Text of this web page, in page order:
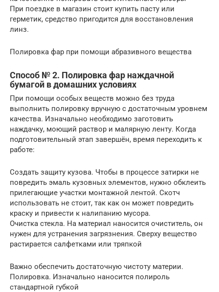
При поездке в магазин стоит купить пасту или
герметик, средство пригодится для восстановления
линз.
Полировка фар при помощи абразивного вещества
Способ № 2. Полировка фар наждачной
бумагой в домашних условиях
При помощи особых веществ можно без труда
выполнить полировку вручную с достаточным уровнем
качества. Изначально необходимо заготовить
наждачку, моющий раствор и малярную ленту. Когда
подготовительный этап завершён, время переходить к
работе:
Создать защиту кузова. Чтобы в процессе затирки не
повредить эмаль кузовных элементов, нужно обклеить
прилегающие участки монтажной лентой. Скотч
использовать не стоит, так как он может повредить
краску и привести к налипанию мусора.
Очистка стекла. На материал наносится очиститель, он
нужен для устранения загрязнения. Сверху вещество
растирается салфетками или тряпкой
Важно обеспечить достаточную чистоту материи.
Полировка. Изначально наносится полироль
стандартной губкой